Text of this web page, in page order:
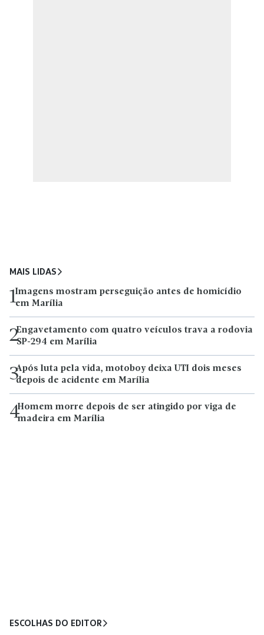
MAIS LIDAS
1Imagens mostram perseguição antes de homicídio
em Marília
2Engavetamento com quatro veículos trava a rodovia
SP-294 em Marília
3Após luta pela vida, motoboy deixa UTI dois meses
depois de acidente em Marília
4Homem morre depois de ser atingido por viga de
madeira em Marília
ESCOLHAS DO EDITOR